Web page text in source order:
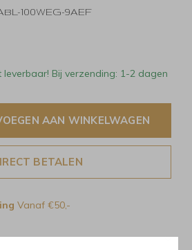
100WEG-9AEF
leverbaar! Bij verzending: 1-2 dagen
AAN WINKELWAGEN
BETALEN
Vanaf €50,-